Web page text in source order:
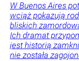
W Buenos Aires
wciąż pokazują
bliskich
Ich dramat
jest historią
nie została